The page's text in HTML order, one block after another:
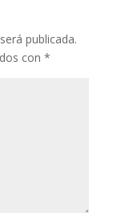
publicada.
con *